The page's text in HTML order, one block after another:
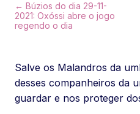
← Búzios do dia 29-11-
2021: Oxóssi abre o jogo
regendo o dia
Salve os Malandros da
desses companheiros da
guardar e nos proteger